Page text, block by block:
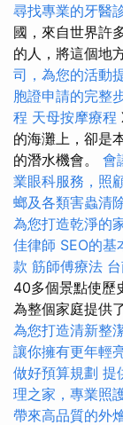
尋找專業的牙醫
國，來自世界許
的人，將這個地
司，為您的活動
胞證申請的完整
程 天母按摩療程
的海灘上，卻是
的潛水機會。 會
業眼科服務，照
螂及各類害蟲清
為您打造乾淨的
佳律師 SEO的基
款 筋師傅療法
40多個景點使歷
為整個家庭提供
為您打造清新整
讓你擁有更年輕
做好預算規劃 提
理之家，專業照
帶來高品質的外